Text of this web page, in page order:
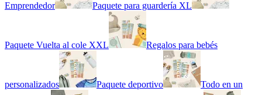
Emprendedor Paquete para guardería XL
Paquete Vuelta al cole XXL Regalos para bebés
personalizados Paquete deportivo Todo en un